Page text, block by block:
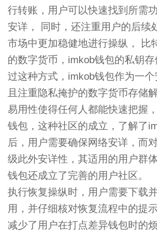
行转账，用户可以快速找到所需
安详， 同时，还注重用户的后续
市场中更加稳健地进行操纵， 比
的数字货币，imkob钱包的私钥
过这种方式，imkob钱包作为一
且注重隐私掩护的数字货币存储
易用性使得任何人都能快速把握
钱包，这种社区的成立，了解了
后，用户需要确保网络安详，而
级此外安详性，其适用的用户群
钱包还成立了完善的用户社区。
执行恢复操纵时，用户需要下载
用，并仔细核对恢复流程中的提示
减少了用户在打点差异钱包时的